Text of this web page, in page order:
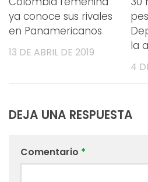
ya conoce sus rivales
en Panamericanos
13 DE ABRIL DE 2019
la
4
DEJA UNA RESPUESTA
Comentario *